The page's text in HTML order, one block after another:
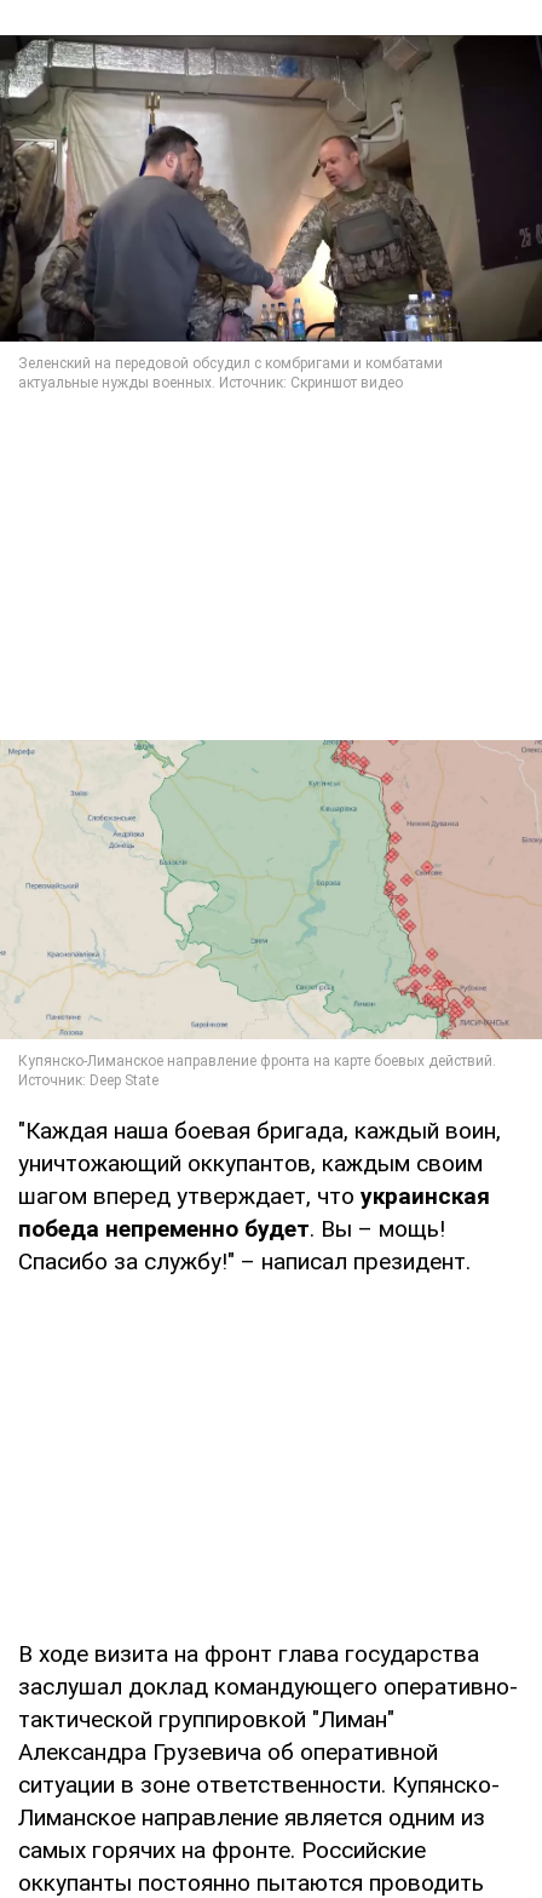
"Каждая наша боевая бригада, каждый воин,
уничтожающий оккупантов, каждым своим
шагом вперед утверждает, что украинская
победа непременно будет. Вы – мощь!
Спасибо за службу!" – написал президент.
В ходе визита на фронт глава государства
заслушал доклад командующего оперативно-
тактической группировкой "Лиман"
Александра Грузевича об оперативной
ситуации в зоне ответственности. Купянско-
Лиманское направление является одним из
самых горячих на фронте. Российские
оккупанты постоянно пытаются проводить